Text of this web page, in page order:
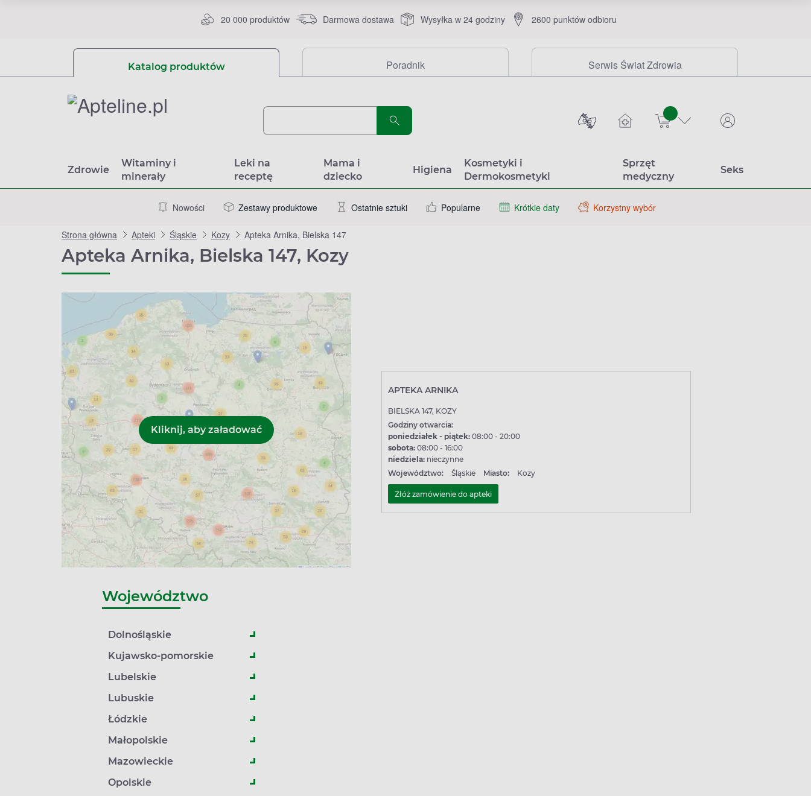
20 000 produktów Darmowa dostawa Wysyłka w 24 godziny 2600 punktów odbioru
Katalog produktów Poradnik Serwis Świat Zdrowia
sztuk
Zdrowie
Witaminy i
minerały
Leki na
receptę
Mama i
dziecko
Higiena
Kosmetyki i
Dermokosmetyki
Sprzęt
medyczny
Seks
Nowości Zestawy produktowe Ostatnie sztuki Popularne Krótkie daty Korzystny wybór
Strona główna Apteki Śląskie Kozy Apteka Arnika, Bielska 147
Apteka Arnika, Bielska 147, Kozy
APTEKA ARNIKA
BIELSKA 147, KOZY
Godziny otwarcia:
poniedziałek - piątek: 08:00 - 20:00
sobota: 08:00 - 16:00
niedziela: nieczynne
Województwo:
Śląskie Miasto: Kozy
Złóż zamówienie do apteki
Województwo
Dolnośląskie
Kujawsko-pomorskie
Lubelskie
Lubuskie
Łódzkie
Małopolskie
Mazowieckie
Opolskie